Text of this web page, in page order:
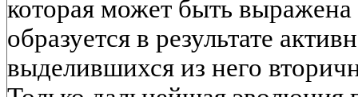
которая может быть выражена
образуется в результате
выделившихся из него